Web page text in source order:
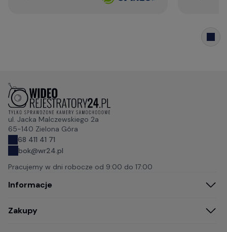
ul. Jacka Malczewskiego 2a
65-140 Zielona Góra
68 411 41 71
bok@wr24.pl
Pracujemy w dni robocze od 9:00 do 17:00
Informacje
Zakupy